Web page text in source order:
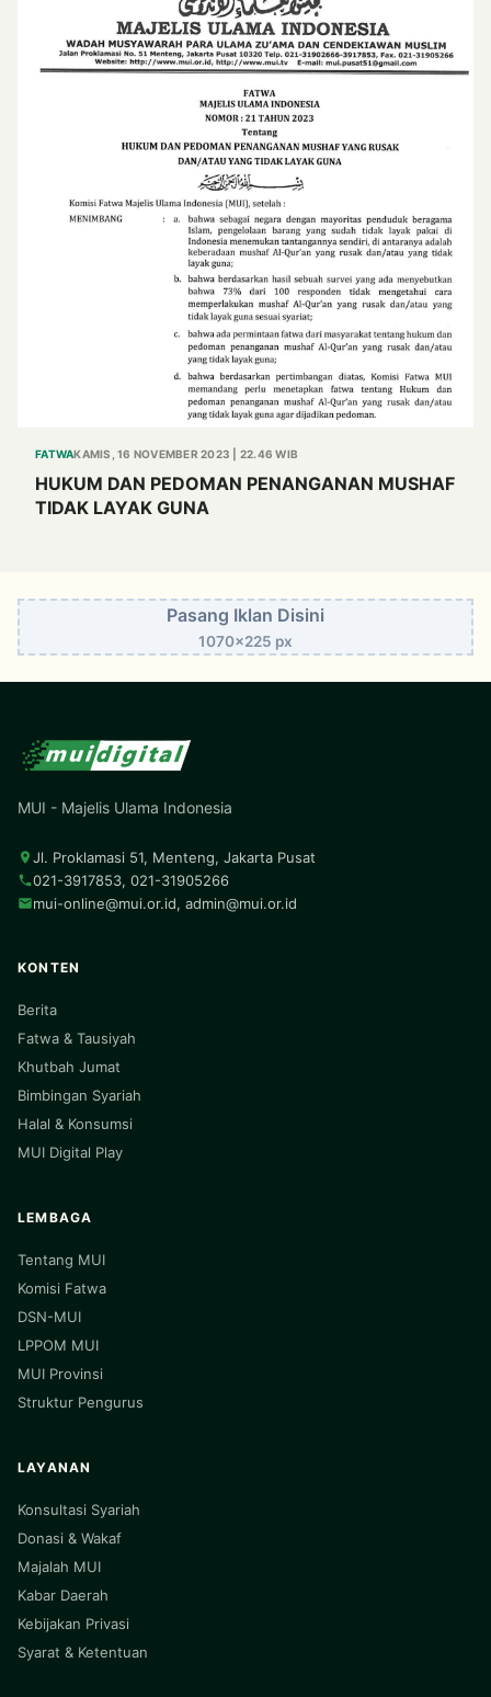
FATWAKAMIS, 16 NOVEMBER 2023 | 22.46 WIB
HUKUM DAN PEDOMAN PENANGANAN MUSHAF
TIDAK LAYAK GUNA
Pasang Iklan Disini
1070x225 px
MUI - Majelis Ulama Indonesia
Jl. Proklamasi 51, Menteng, Jakarta Pusat
021-3917853, 021-31905266
mui-online@mui.or.id, admin@mui.or.id
KONTEN
Berita
Fatwa & Tausiyah
Khutbah Jumat
Bimbingan Syariah
Halal & Konsumsi
MUI Digital Play
LEMBAGA
Tentang MUI
Komisi Fatwa
DSN-MUI
LPPOM MUI
MUI Provinsi
Struktur Pengurus
LAYANAN
Konsultasi Syariah
Donasi & Wakaf
Majalah MUI
Kabar Daerah
Kebijakan Privasi
Syarat & Ketentuan